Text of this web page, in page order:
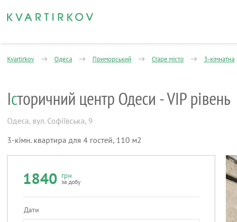
Kvartirkov Одеса Приморський Старе місто 3-кімнатна
Історичний центр Одеси - VIP рівень
Одеса, вул. Софіївська, 9
3-кімн. квартира для 4 гостей, 110 м2
1840 грн
за добу
Дати